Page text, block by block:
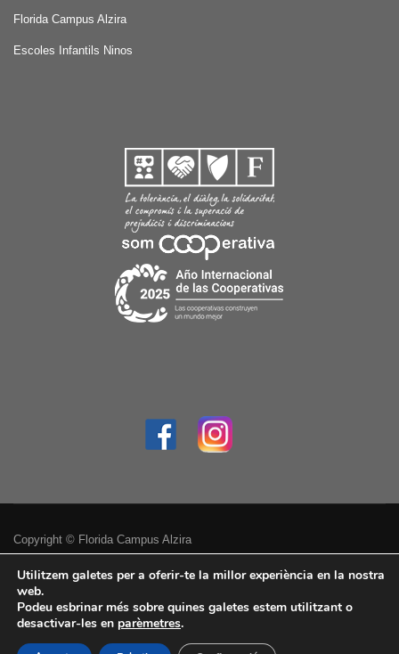
Florida Campus Alzira
Escoles Infantils Ninos
Copyright © Florida Campus Alzira
Política de privacitat
Avís legal
Accessibilitat
Utilitzem galetes per a oferir-te la millor experiència en la nostra
web.
Podeu esbrinar més sobre quines galetes estem utilitzant o
desactivar-les en parèmetres.